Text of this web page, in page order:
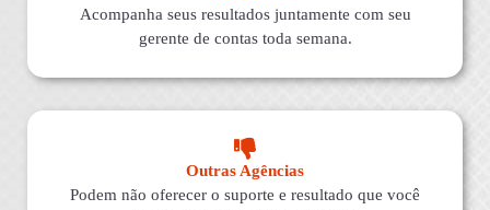
Acompanha seus resultados juntamente com seu
gerente de contas toda semana.
Outras Agências
Podem não oferecer o suporte e resultado que você